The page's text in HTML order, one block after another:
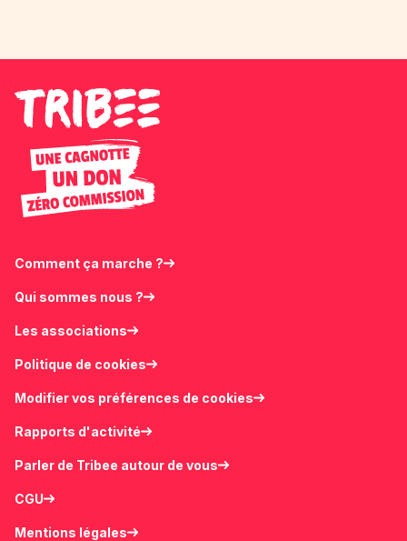
Comment ça marche ?
Qui sommes nous ?
Les associations
Politique de cookies
Modifier vos préférences de cookies
Rapports d'activité
Parler de Tribee autour de vous
CGU
Mentions légales